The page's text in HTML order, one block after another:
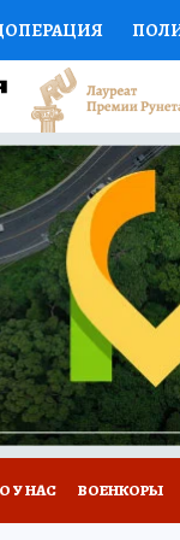
СПОРТ
НА СПОРТ
ТЕСТЫ НОВОЕ
У НАС ВОЕНКОРЫ